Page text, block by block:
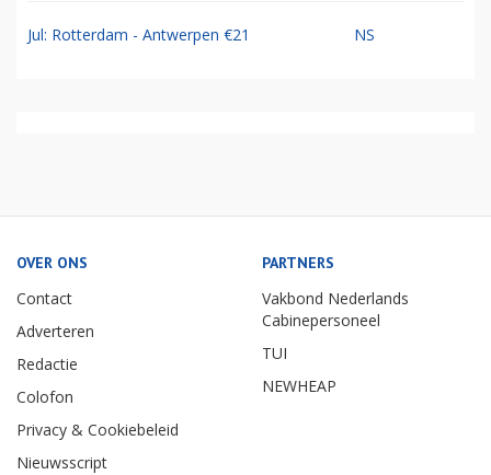
Jul: Rotterdam - Antwerpen €21 NS
OVER ONS
Contact
Adverteren
Redactie
Colofon
Privacy & Cookiebeleid
Nieuwsscript
PARTNERS
Vakbond Nederlands
Cabinepersoneel
TUI
NEWHEAP